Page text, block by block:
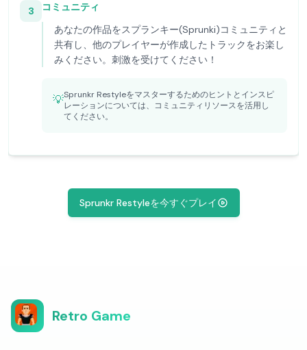
3
コミュニティ
あなたの作品をスプランキー(Sprunki)コミュニティと
共有し、他のプレイヤーが作成したトラックをお楽し
みください。刺激を受けてください！
💡Sprunkr Restyleをマスターするためのヒントとインスピ
レーションについては、コミュニティリソースを活用し
てください。
Sprunkr Restyleを今すぐプレイ
Retro Game